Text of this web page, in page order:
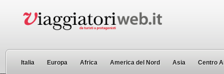
Italia Europa Africa America del Nord Asia Centro